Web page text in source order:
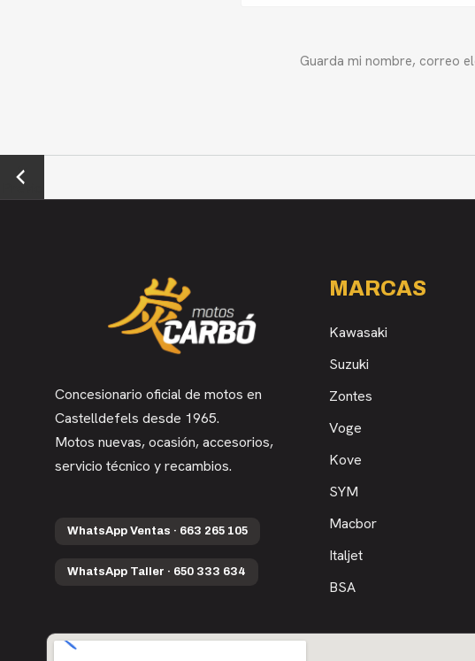
Guarda mi nombre, correo
←
Previo
Concesionario oficial de motos en
Castelldefels desde 1965.
Motos nuevas, ocasión, accesorios,
servicio técnico y recambios.
WhatsApp Ventas · 663 265 105
WhatsApp Taller · 650 333 634
MARCAS
Kawasaki
Suzuki
Zontes
Voge
Kove
SYM
Macbor
Italjet
BSA